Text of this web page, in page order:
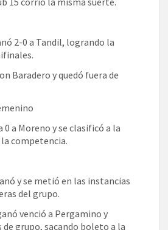
2-0 a Tandil, logrando la
Baradero y quedó fuera de
0 a Moreno y se clasificó a la
competencia.
y se metió en las instancias
del grupo.
venció a Pergamino y
grupo, sacando boleto a la